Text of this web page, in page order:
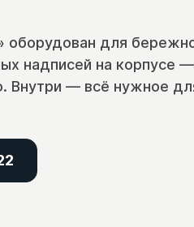
для
надписей на корпусе
Внутри — всё нужное